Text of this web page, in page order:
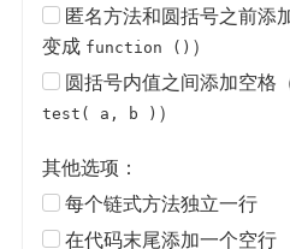
匿名方法和圆括号之前添
变成 function () ）
圆括号内值之间添加空格
test( a, b ) ）
其他选项：
每个链式方法独立一行
在代码末尾添加一个空行